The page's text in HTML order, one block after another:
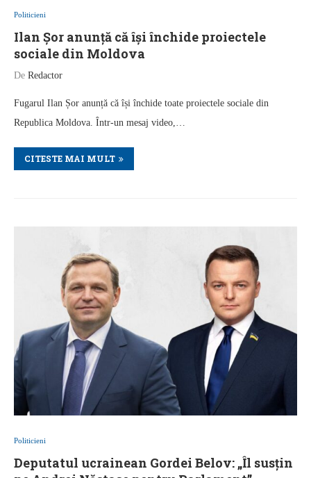
Politicieni
Ilan Șor anunță că își închide proiectele
sociale din Moldova
De Redactor
Fugarul Ilan Șor anunță că își închide toate proiectele sociale din
Republica Moldova. Într-un mesaj video,…
CITESTE MAI MULT
Politicieni
Deputatul ucrainean Gordei Belov: „Îl susțin